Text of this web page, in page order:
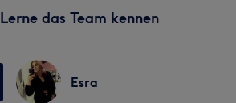
Lerne das Team kennen
Esra